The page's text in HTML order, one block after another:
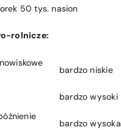
50 tys. nasion
rolnicze:
bardzo niskie
bardzo wysoki
bardzo wysoka